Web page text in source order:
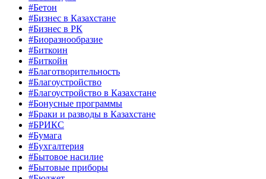
#Бетон
#Бизнес в Казахстане
#Бизнес в РК
#Биоразнообразие
#Биткоин
#Биткойн
#Благотворительность
#Благоустройство
#Благоустройство в Казахстане
#Бонусные программы
#Браки и разводы в Казахстане
#БРИКС
#Бумага
#Бухгалтерия
#Бытовое насилие
#Бытовые приборы